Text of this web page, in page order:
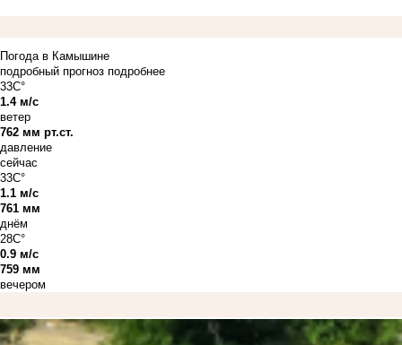
Погода в Камышине
подробный прогноз подробнее
33C°
1.4 м/с
ветер
762 мм рт.ст.
давление
сейчас
33C°
1.1 м/с
761 мм
днём
28C°
0.9 м/с
759 мм
вечером